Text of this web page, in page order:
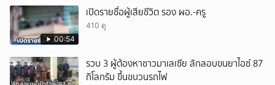
00:54
เปิดรายชื่อผู้เสียชีวิต รอง ผอ.-ครู
410 ดู
รวบ 3 ผู้ต้องหาชาวมาเลเซีย ลักลอบขนยาไอซ์ 87
กิโลกรัม ขึ้นขบวนรถไฟ